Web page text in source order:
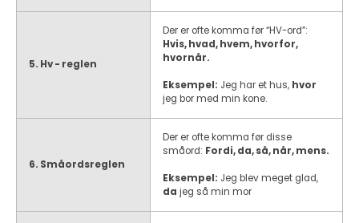
5. Hv - reglen
Der er ofte komma før “HV-ord”:
Hvis, hvad, hvem, hvorfor,
hvornår.
Eksempel: Jeg har et hus, hvor
jeg bor med min kone.
6. Småordsreglen
Der er ofte komma før disse
småord: Fordi, da, så, når, mens.
Eksempel: Jeg blev meget glad,
da jeg så min mor